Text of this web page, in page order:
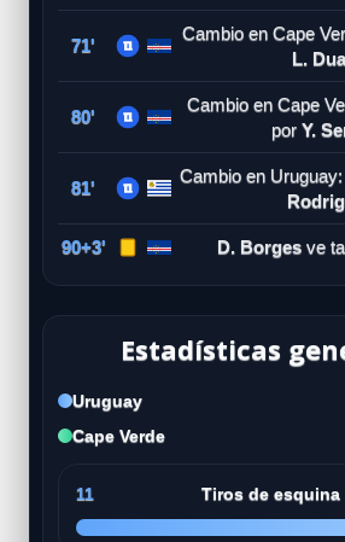
71'
Cambio en Cape
L.
80'
Cambio en Cape
por Y.
81'
Cambio en Uruguay:
90+3' D. Borgesve
Estadísticas
Uruguay
Cape Verde
11 Tiros de esquina